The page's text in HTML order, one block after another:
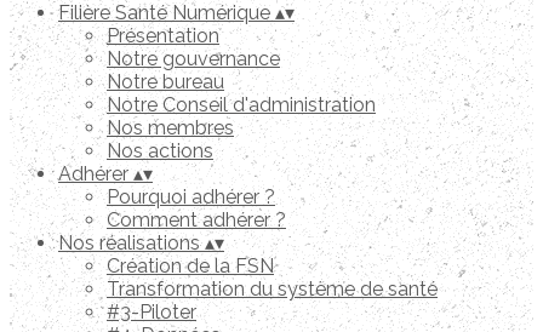
Filière Santé Numérique ▴▾
Présentation
Notre gouvernance
Notre bureau
Notre Conseil d'administration
Nos membres
Nos actions
Adhérer ▴▾
Pourquoi adhérer ?
Comment adhérer ?
Nos réalisations▴▾
Création de la FSN
Transformation du système de santé
#3-Piloter